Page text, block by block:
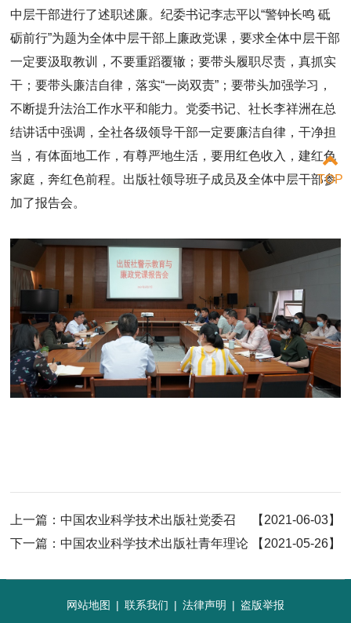
中层干部进行了述职述廉。纪委书记李志平以“警钟长鸣 砥
砺前行”为题为全体中层干部上廉政党课，要求全体中层干部
一定要汲取教训，不要重蹈覆辙；要带头履职尽责，真抓实
干；要带头廉洁自律，落实“一岗双责”；要带头加强学习，
不断提升法治工作水平和能力。党委书记、社长李祥洲在总
结讲话中强调，全社各级领导干部一定要廉洁自律，干净担
当，有体面地工作，有尊严地生活，要用红色收入，建红色
家庭，奔红色前程。出版社领导班子成员及全体中层干部参
加了报告会。
【2021-06-03】
上一篇：中国农业科学技术出版社党委召
开“红旗党支部” 创建工作培训交流会
【2021-05-26】
下一篇：中国农业科学技术出版社青年理论
网站地图 | 联系我们 | 法律声明 | 盗版举报
TOP